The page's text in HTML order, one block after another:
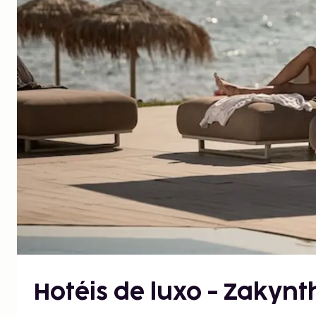
Hotéis de luxo -